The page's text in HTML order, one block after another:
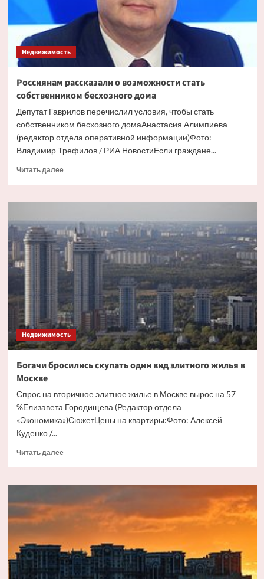
Недвижимость
Россиянам рассказали о возможности стать
собственником бесхозного дома
Депутат Гаврилов перечислил условия, чтобы стать
собственником бесхозного домаАнастасия Алимпиева
(редактор отдела оперативной информации)Фото:
Владимир Трефилов / РИА НовостиЕсли граждане...
Читать далееПрочитать
Россиянам
о
возможности
стать
собственником
бесхозного
дома
Недвижимость
Богачи бросились скупать один вид элитного жилья в
Москве
Спрос на вторичное элитное жилье в Москве вырос на 57
%Елизавета Городищева (Редактор отдела
«Экономика»)СюжетЦены на квартиры:Фото: Алексей
Куденко /...
Читать далееПрочитать
Богачи
бросились
скупать
элитного
жилья
в
Москве